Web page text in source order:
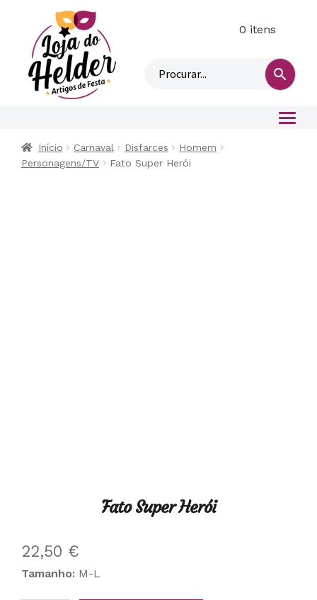
n
0 itens
Início Carnaval Disfarces
Homem
Personagens/TV
Fato Super Herói
Fato Super Herói
22,50 €
Tamanho: M-L